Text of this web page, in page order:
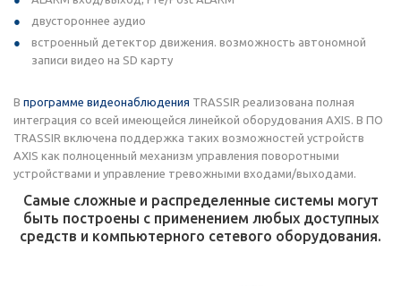
двустороннее аудио
встроенный детектор движения. возможность автономной
записи видео на SD карту
В программе видеонаблюдения TRASSIR реализована полная
интеграция со всей имеющейся линейкой оборудования AXIS. В ПО
TRASSIR включена поддержка таких возможностей устройств
AXIS как полноценный механизм управления поворотными
устройствами и управление тревожными входами/выходами.
Самые сложные и распределенные системы могут
быть построены с применением любых доступных
средств и компьютерного сетевого оборудования.